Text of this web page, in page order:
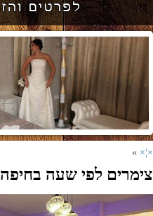
×¦×
»
צימרים לפי שעה בחיפה